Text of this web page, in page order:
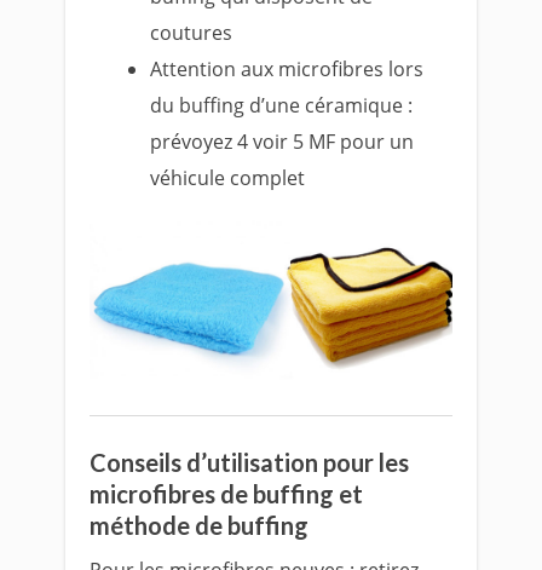
coutures
Attention aux microfibres lors
du buffing d’une céramique :
prévoyez 4 voir 5 MF pour un
véhicule complet
Conseils d’utilisation pour les
microfibres de buffing et
méthode de buffing